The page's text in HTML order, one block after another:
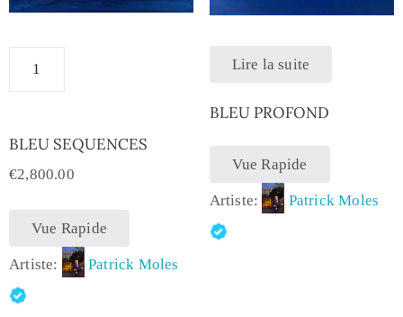
BLEU SEQUENCES
€2,800.00
Vue Rapide
Artiste: Patrick Moles
Lire la suite
BLEU PROFOND
Vue Rapide
Artiste: Patrick Moles